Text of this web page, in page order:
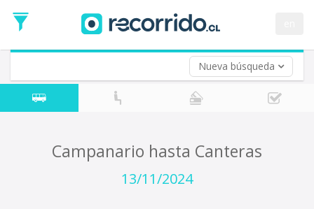
Nueva búsqueda
de
Ida
Vuelta (opcional)
Fecha
de
Campanario hasta Canteras
13/11/2024